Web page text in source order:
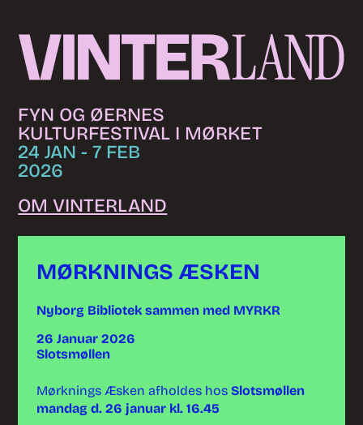
FYN OG ØERNES
KULTURFESTIVAL I MØRKET
24 JAN - 7 FEB
2026
OM VINTERLAND
MØRKNINGS ÆSKEN
Nyborg Bibliotek sammen med MYRKR
26 Januar 2026
Slotsmøllen
Mørknings Æsken afholdes hos Slotsmøllen
mandag d. 26 januar kl. 16.45